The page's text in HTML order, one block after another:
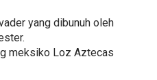
yang dibunuh oleh
meksiko Loz Aztecas